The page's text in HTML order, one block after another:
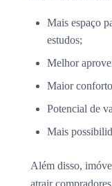
Mais espaço
estudos;
Melhor
Maior
Potencial de
Mais
Além disso,
atrair